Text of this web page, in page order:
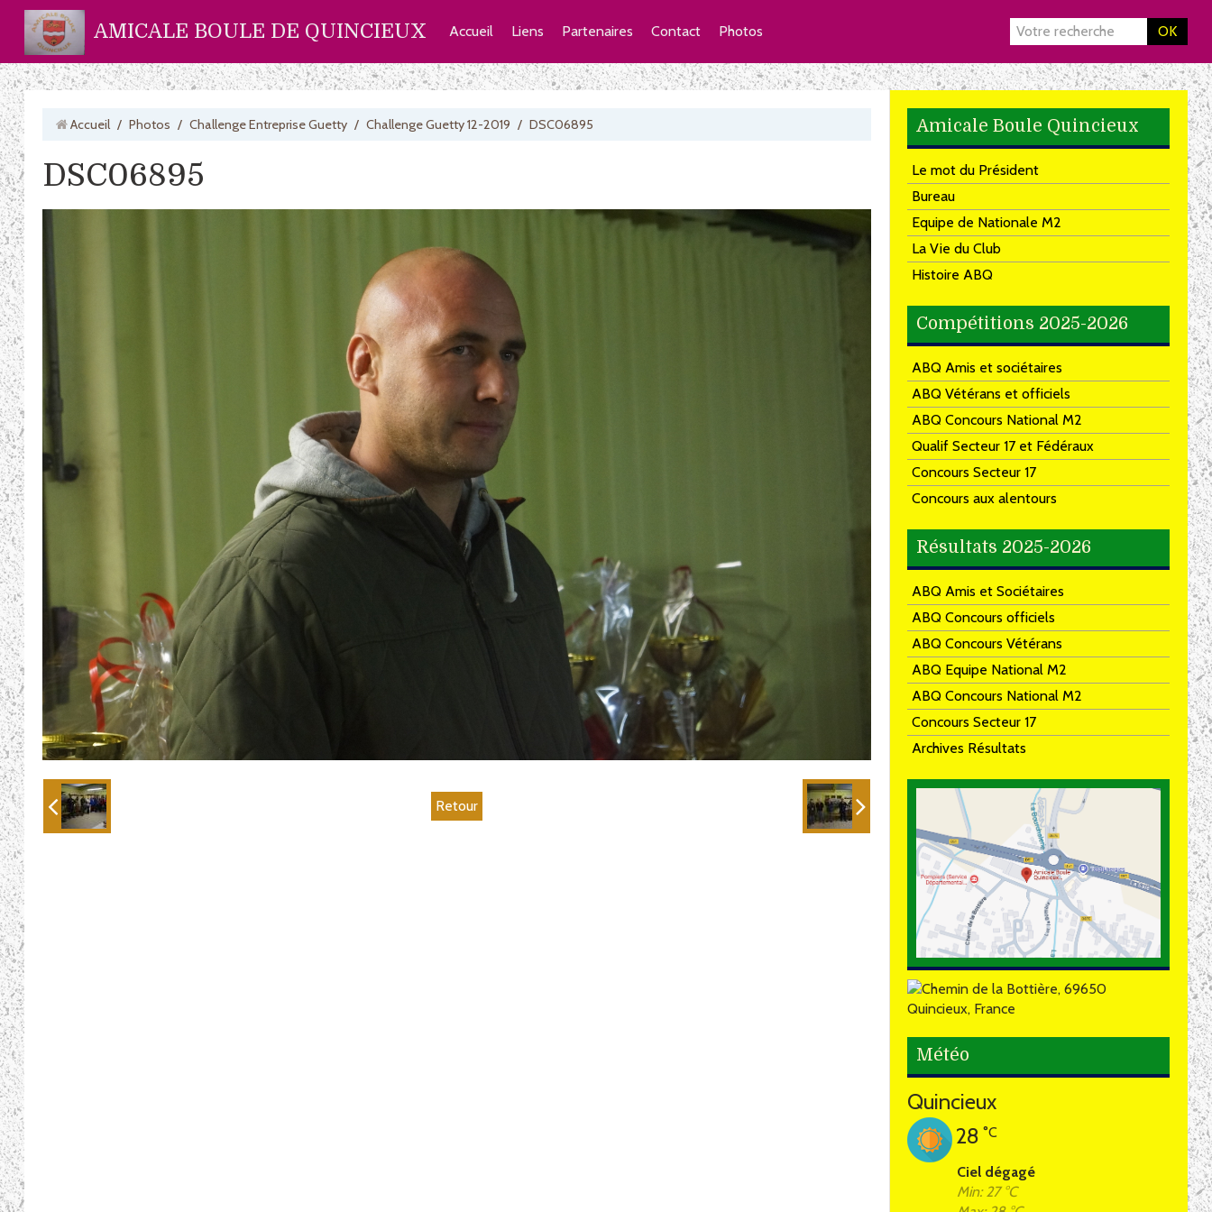
AMICALE BOULE DE QUINCIEUX OK
Accueil Liens Partenaires Contact Photos
Accueil / Photos / Challenge Entreprise Guetty / Challenge Guetty 12-2019 / DSC06895
DSC06895
Retour
Amicale Boule Quincieux
Le mot du Président
Bureau
Equipe de Nationale M2
La Vie du Club
Histoire ABQ
Compétitions 2025-2026
ABQ Amis et sociétaires
ABQ Vétérans et officiels
ABQ Concours National M2
Qualif Secteur 17 et Fédéraux
Concours Secteur 17
Concours aux alentours
Résultats 2025-2026
ABQ Amis et Sociétaires
ABQ Concours officiels
ABQ Concours Vétérans
ABQ Equipe National M2
ABQ Concours National M2
Concours Secteur 17
Archives Résultats
Météo
Quincieux
28 °C
Ciel dégagé
Min: 27 °C